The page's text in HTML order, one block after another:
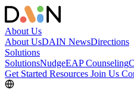
About Us
About UsDAIN NewsDirections
Solutions
SolutionsNudgeEAP Counseling
Get Started Resources Join Us